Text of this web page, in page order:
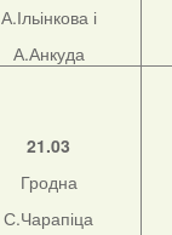
А.Ільінкова і
А.Анкуда
21.03
Гродна
С.Чарапіца